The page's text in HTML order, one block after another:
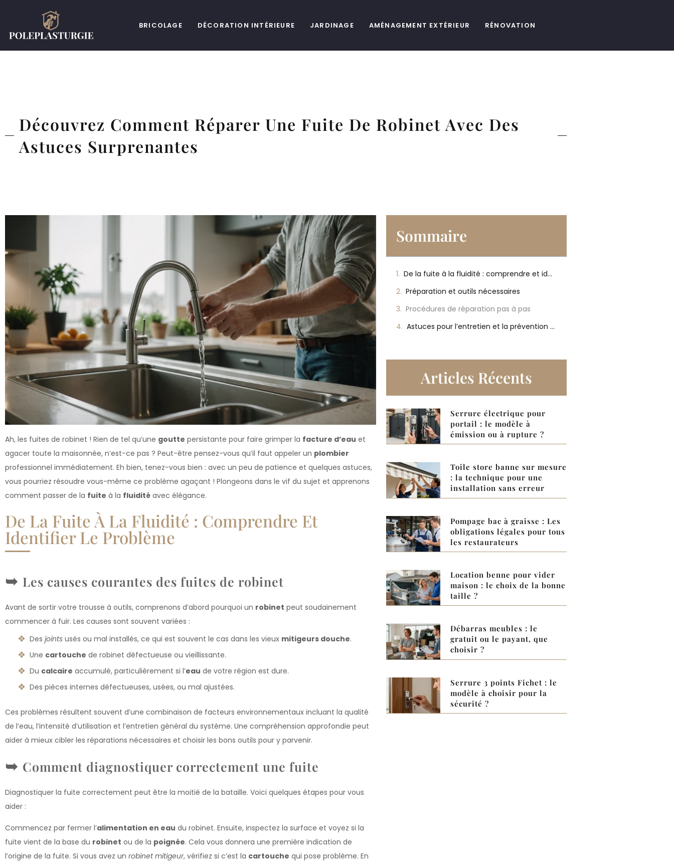
BRICOLAGE DÉCORATION INTÉRIEURE JARDINAGE AMÉNAGEMENT EXTÉRIEUR RÉNOVATION
Découvrez Comment Réparer Une Fuite De Robinet Avec Des
Astuces Surprenantes
Ah, les fuites de robinet ! Rien de tel qu’une goutte persistante pour faire grimper la facture d’eau et
agacer toute la maisonnée, n’est-ce pas ? Peut-être pensez-vous qu’il faut appeler un plombier
professionnel immédiatement. Eh bien, tenez-vous bien : avec un peu de patience et quelques astuces,
vous pourriez résoudre vous-même ce problème agaçant ! Plongeons dans le vif du sujet et apprenons
comment passer de la fuite à la fluidité avec élégance.
De La Fuite À La Fluidité : Comprendre Et
Identifier Le Problème
Les causes courantes des fuites de robinet
Avant de sortir votre trousse à outils, comprenons d’abord pourquoi un robinet peut soudainement
commencer à fuir. Les causes sont souvent variées :
Des joints usés ou mal installés, ce qui est souvent le cas dans les vieux mitigeurs douche.
Une cartouche de robinet défectueuse ou vieillissante.
Du calcaire accumulé, particulièrement si l’eau de votre région est dure.
Des pièces internes défectueuses, usées, ou mal ajustées.
Ces problèmes résultent souvent d’une combinaison de facteurs environnementaux incluant la qualité
de l’eau, l’intensité d’utilisation et l’entretien général du système. Une compréhension approfondie peut
aider à mieux cibler les réparations nécessaires et choisir les bons outils pour y parvenir.
Comment diagnostiquer correctement une fuite
Diagnostiquer la fuite correctement peut être la moitié de la bataille. Voici quelques étapes pour vous
aider :
Commencez par fermer l’alimentation en eau du robinet. Ensuite, inspectez la surface et voyez si la
fuite vient de la base du robinet ou de la poignée. Cela vous donnera une première indication de
l’origine de la fuite. Si vous avez un robinet mitigeur, vérifiez si c’est la cartouche qui pose problème. En
Sommaire
De la fuite à la fluidité : comprendre et identifier le problème
Préparation et outils nécessaires
Procédures de réparation pas à pas
Astuces pour l’entretien et la prévention futures
Articles Récents
Serrure électrique pour
portail : le modèle à
émission ou à rupture ?
Toile store banne sur mesure
: la technique pour une
installation sans erreur
Pompage bac à graisse : Les
obligations légales pour tous
les restaurateurs
Location benne pour vider
maison : le choix de la bonne
taille ?
Débarras meubles : le
gratuit ou le payant, que
choisir ?
Serrure 3 points Fichet : le
modèle à choisir pour la
sécurité ?